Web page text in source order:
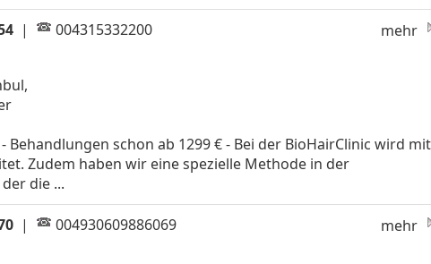
| 004315332200 mehr
schon ab 1299 € - Bei der BioHairClinic wird mit
Zudem haben wir eine spezielle Methode in der
die ...
| 004930609886069 mehr